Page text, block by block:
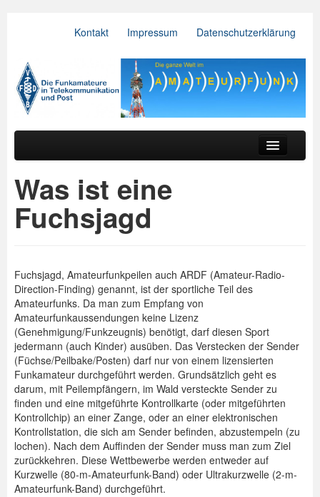
Kontakt Impressum Datenschutzerklärung
VFDB e.V.
Hauptmenü
Der Verein
Referate
Relais
Downloads
Spenden
Login
Was ist eine
Fuchsjagd
Fuchsjagd, Amateurfunkpeilen auch ARDF (Amateur-Radio-
Direction-Finding) genannt, ist der sportliche Teil des
Amateurfunks. Da man zum Empfang von
Amateurfunkaussendungen keine Lizenz
(Genehmigung/Funkzeugnis) benötigt, darf diesen Sport
jedermann (auch Kinder) ausüben. Das Verstecken der Sender
(Füchse/Peilbake/Posten) darf nur von einem lizensierten
Funkamateur durchgeführt werden. Grundsätzlich geht es
darum, mit Peilempfängern, im Wald versteckte Sender zu
finden und eine mitgeführte Kontrollkarte (oder mitgeführten
Kontrollchip) an einer Zange, oder an einer elektronischen
Kontrollstation, die sich am Sender befinden, abzustempeln (zu
lochen). Nach dem Auffinden der Sender muss man zum Ziel
zurückkehren. Diese Wettbewerbe werden entweder auf
Kurzwelle (80-m-Amateurfunk-Band) oder Ultrakurzwelle (2-m-
Amateurfunk-Band) durchgeführt.